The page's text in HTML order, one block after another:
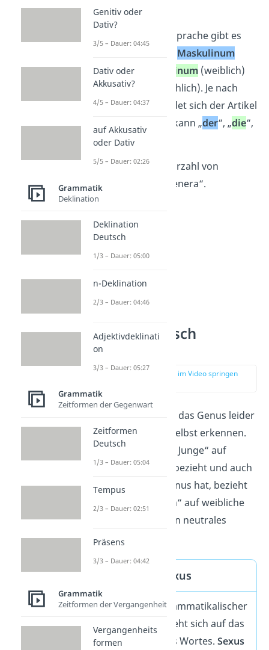
Liebe, das Glück).
In der deutschen Sprache gibt es
Maskulinum
(männlich),
Femininum(weiblich)
undNeutrum
(sächlich). Je nach
Genus unterscheidet sich der Artikel
des Nomens. Das kann „der“, „die“,
oder „das
Übrigens:Die Mehrzahl von
„Genus“ lautet „Genera“.
Genus Deutsch
erkennen
zur Stelle im Video springen
Oftmals kannst du das Genus leider
nichtam Nomen selbst erkennen.
Während sich „der Junge“ auf
männliche Kinder bezieht und auch
ein männliches Genus hat, bezieht
sich „das Mädchen“ auf weibliche
Kinder, hat aber ein neutrales
Genus.
Genus und Sexus
Genusist ein grammatikalischer
Begriff und bezieht sich auf das
Geschlecht eines Wortes. Sexus
Genitiv oder
Dativ?
3/5 – Dauer: 04:45
Dativ oder
Akkusativ?
4/5 – Dauer: 04:37
auf Akkusativ
oder Dativ
5/5 – Dauer: 02:26
Grammatik
Deklination
Deklination
Deutsch
1/3 – Dauer: 05:00
n-Deklination
2/3 – Dauer: 04:46
Adjektivdeklinati
on
3/3 – Dauer: 05:27
Grammatik
Zeitformen der Gegenwart
Zeitformen
Deutsch
1/3 – Dauer: 05:04
Tempus
2/3 – Dauer: 02:51
Präsens
3/3 – Dauer: 04:42
Grammatik
Zeitformen der Vergangenheit
Vergangenheits
formen